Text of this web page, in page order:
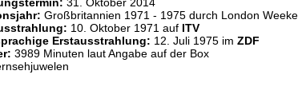
Großbritannien 1971 - 1975 durch London
10. Oktober 1971 auf ITV
Erstausstrahlung: 12. Juli 1975 im ZDF
3989 Minuten laut Angabe auf der Box